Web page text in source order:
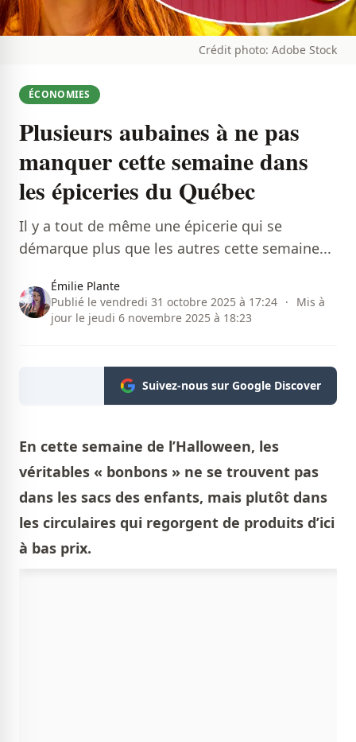
Crédit photo: Adobe Stock
ÉCONOMIES
Plusieurs aubaines à ne pas
manquer cette semaine dans
les épiceries du Québec
Il y a tout de même une épicerie qui se
démarque plus que les autres cette semaine...
Émilie Plante
Publié le vendredi 31 octobre 2025 à 17:24 ·
Mis à
jour le jeudi 6 novembre 2025 à 18:23
Suivez-nous sur Google Discover
En cette semaine de l’Halloween, les
véritables « bonbons » ne se trouvent pas
dans les sacs des enfants, mais plutôt dans
les circulaires qui regorgent de produits d’ici
à bas prix.